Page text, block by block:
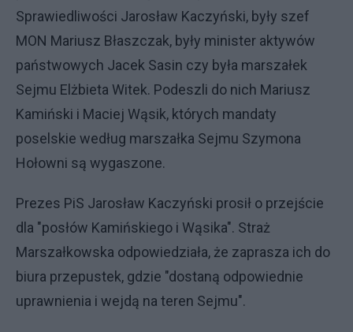
Sprawiedliwości Jarosław Kaczyński, były szef
MON Mariusz Błaszczak, były minister aktywów
państwowych Jacek Sasin czy była marszałek
Sejmu Elżbieta Witek. Podeszli do nich Mariusz
Kamiński i Maciej Wąsik, których mandaty
poselskie według marszałka Sejmu Szymona
Hołowni są wygaszone.
Prezes PiS Jarosław Kaczyński prosił o przejście
dla "posłów Kamińskiego i Wąsika". Straż
Marszałkowska odpowiedziała, że zaprasza ich do
biura przepustek, gdzie "dostaną odpowiednie
uprawnienia i wejdą na teren Sejmu".